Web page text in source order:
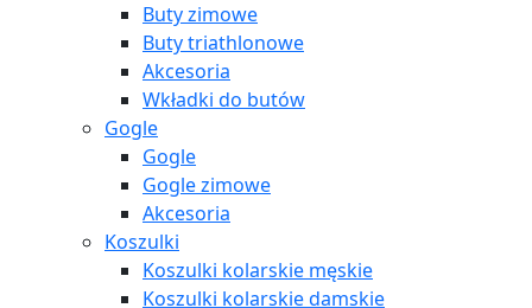
Buty zimowe
Buty triathlonowe
Akcesoria
Wkładki do butów
Gogle
Gogle
Gogle zimowe
Akcesoria
Koszulki
Koszulki kolarskie męskie
Koszulki kolarskie damskie